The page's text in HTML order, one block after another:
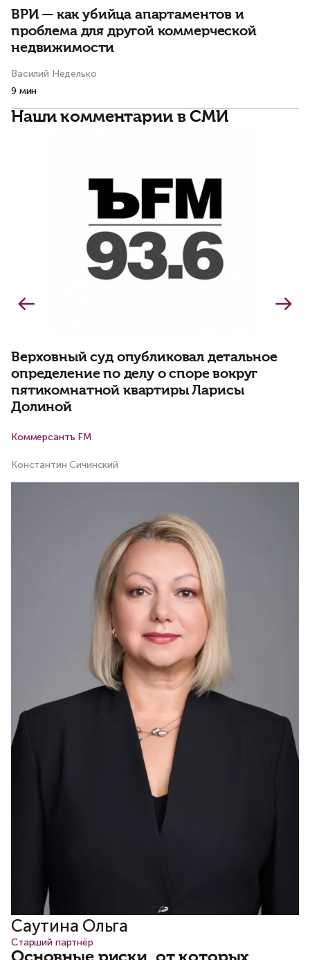
ВРИ — как убийца апартаментов и
проблема для другой коммерческой
недвижимости
Василий Неделько
9 мин
Наши комментарии в СМИ
Верховный суд опубликовал детальное
определение по делу о споре вокруг
пятикомнатной квартиры Ларисы
Долиной
Коммерсантъ FM
Константин Сичинский
Саутина Ольга
Старший партнёр